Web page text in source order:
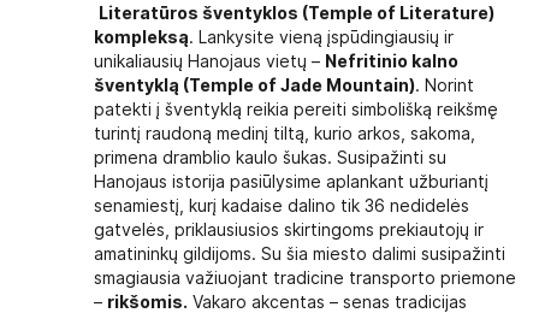
Literatūros šventyklos (Temple of Literature)
kompleksą. Lankysite vieną įspūdingiausių ir
unikaliausių Hanojaus vietų – Nefritinio kalno
šventyklą (Temple of Jade Mountain). Norint
patekti į šventyklą reikia pereiti simbolišką reikšmę
turintį raudoną medinį tiltą, kurio arkos, sakoma,
primena dramblio kaulo šukas. Susipažinti su
Hanojaus istorija pasiūlysime aplankant užburiantį
senamiestį, kurį kadaise dalino tik 36 nedidelės
gatvelės, priklausiusios skirtingoms prekiautojų ir
amatininkų gildijoms. Su šia miesto dalimi susipažinti
smagiausia važiuojant tradicine transporto priemone
– rikšomis. Vakaro akcentas – senas tradicijas